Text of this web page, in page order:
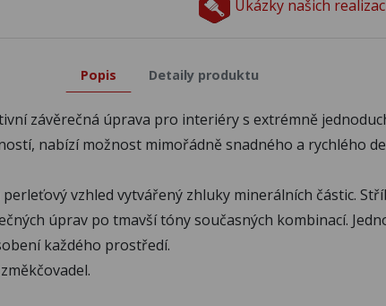
Ukázky našich
Popis Detaily produktu
závěrečná úprava pro interiéry s extrémně
nabízí možnost mimořádně snadného a rychlého
vzhled vytvářený zhluky minerálních částic.
úprav po tmavší tóny současných kombinací.
každého prostředí.